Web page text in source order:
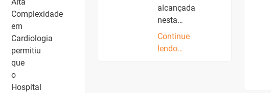
Alta
Complexidade
em
Cardiologia
permitiu
que
o
Hospital
alcançada
nesta…
Continue
lendo…